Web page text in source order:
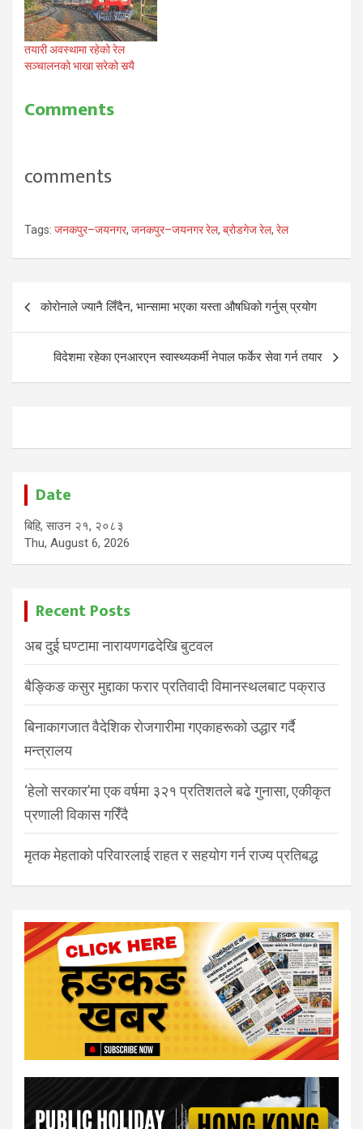
तयारी अवस्थामा रहेको रेल
सञ्चालनको भाखा सरेको सर्‍यै
Comments
comments
Tags: जनकपुर–जयनगर, जनकपुर–जयनगर रेल, ब्रोडगेज रेल, रेल
Post
navigation
कोरोनाले ज्यानै लिँदैन, भान्सामा भएका यस्ता औषधिको गर्नुस् प्रयोग
विदेशमा रहेका एनआरएन स्वास्थ्यकर्मी नेपाल फर्केर सेवा गर्न तयार
Date
बिहि, साउन २१, २०८३
Thu, August 6, 2026
Recent Posts
अब दुई घण्टामा नारायणगढदेखि बुटवल
बैङ्किङ कसुर मुद्दाका फरार प्रतिवादी विमानस्थलबाट पक्राउ
बिनाकागजात वैदेशिक रोजगारीमा गएकाहरूको उद्धार गर्दै
मन्त्रालय
‘हेलो सरकार’मा एक वर्षमा ३२१ प्रतिशतले बढे गुनासा, एकीकृत
प्रणाली विकास गरिँदै
मृतक मेहताको परिवारलाई राहत र सहयोग गर्न राज्य प्रतिबद्ध